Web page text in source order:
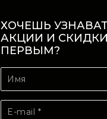
ХОЧЕШЬ
АКЦИИ И
ПЕРВЫМ?